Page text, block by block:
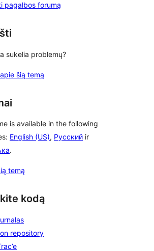
pagalbos forumą
sukelia problemų?
šią temą
is available in the following
English (US), Русский ir
.
temą
kodą
repository